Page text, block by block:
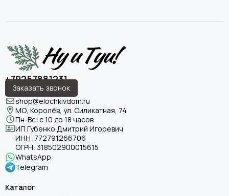
+79257881231
Заказать звонок
shop@elochkivdom.ru
МО, Королёв, ул. Силикатная, 74
Пн-Вс: с 10 до 18 часов
ИП Губенко Дмитрий Игоревич
ИНН: 772791266706
ОГРН: 318502900015615
WhatsApp
Telegram
Каталог